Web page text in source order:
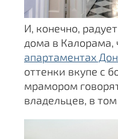
И, конечно,
дома в Калорама,
апартаментах
оттенки вкупе с
мрамором
владельцев, в